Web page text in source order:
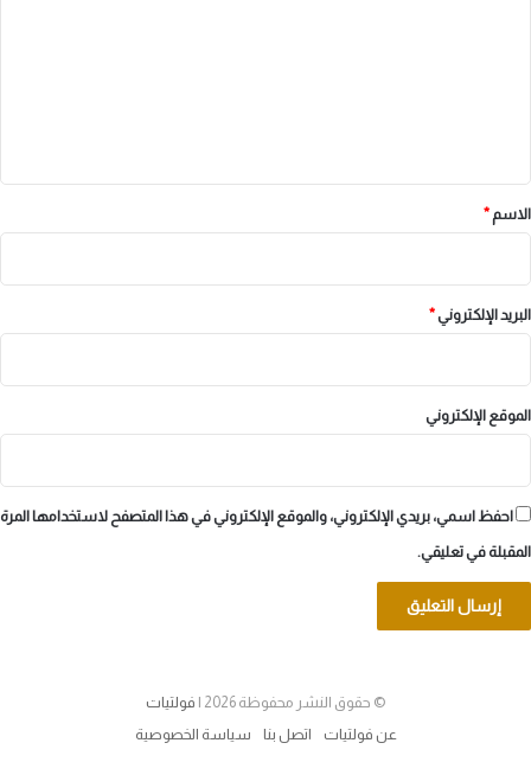
*
الاسم *
البريد الإلكتروني*
الموقع الإلكتروني
احفظ اسمي، بريدي الإلكتروني، والموقع الإلكتروني في هذا المتصفح لاستخدامها المرة
المقبلة في تعليقي.
© حقوق النشر محفوظة 2026 |
فولتيات
عن فولتيات
اتصل بنا سياسة الخصوصية